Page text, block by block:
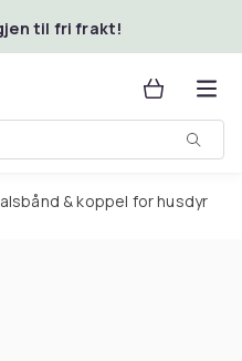
til fri frakt!
Halsbånd & koppel for husdyr